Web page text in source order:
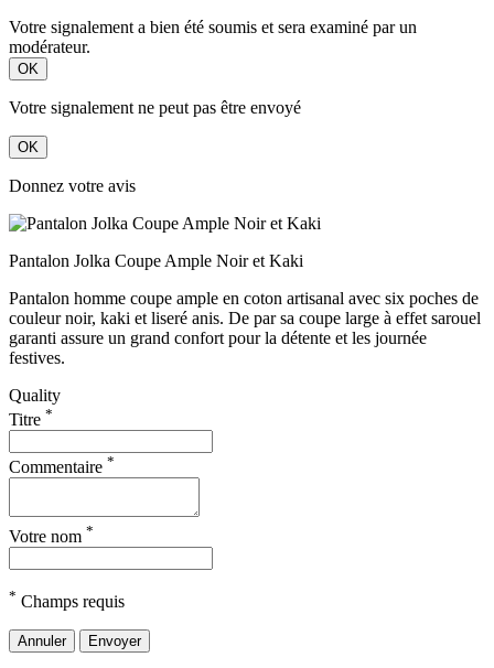
Votre signalement a bien été soumis et sera examiné par un
modérateur.
OK
Votre signalement ne peut pas être envoyé
OK
Donnez votre avis
Pantalon Jolka Coupe Ample Noir et Kaki
Pantalon homme coupe ample en coton artisanal avec six poches de
couleur noir, kaki et liseré anis. De par sa coupe large à effet sarouel
garanti assure un grand confort pour la détente et les journée
festives.
Quality
Titre *
Commentaire *
Votre nom *
* Champs requis
Annuler Envoyer